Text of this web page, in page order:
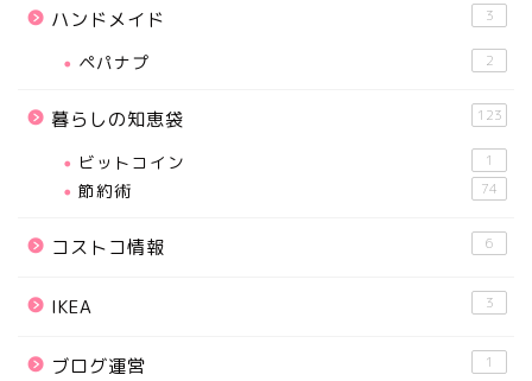
ハンドメイド 3
ペパナプ 2
暮らしの知恵袋 123
ビットコイン 1
節約術 74
コストコ情報 6
IKEA 3
ブログ運営 1